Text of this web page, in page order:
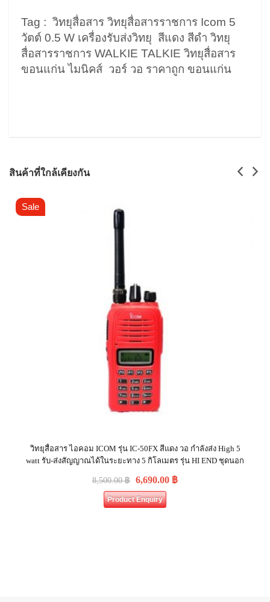
Tag : วิทยุสื่อสาร วิทยุสื่อสารราชการ Icom 5
วัตต์ 0.5 W เครื่องรับส่งวิทยุ สีแดง สีดำ วิทยุ
สื่อสารราชการ WALKIE TALKIE วิทยุสื่อสาร
ขอนแก่น ไมนิคส์ วอร์ วอ ราคาถูก ขอนแก่น
สินค้าที่ใกล้เคียงกัน
Sale
วิทยุสื่อสาร ไอคอม ICOM รุ่น IC-50FX สีแดง วอ กำลังส่ง High 5
watt รับ-ส่งสัญญาณได้ในระยะทาง 5 กิโลเมตร รุ่น HI END ชุดนอก
8,500.00฿ 6,690.00 ฿
Product Enquiry